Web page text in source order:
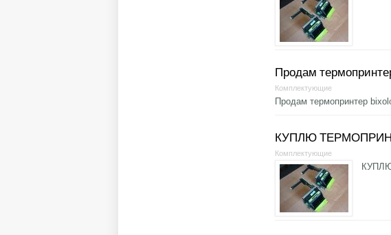
Продам
Комплектующие
Продам термопринтер
КУПЛЮ
Комплектующие